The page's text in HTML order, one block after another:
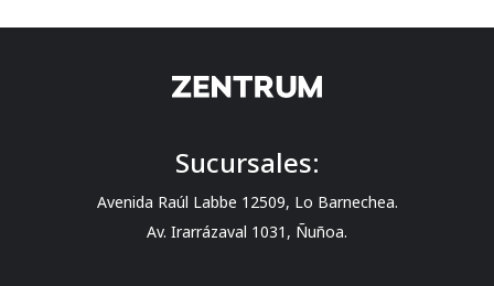
Sucursales:
Avenida Raúl Labbe 12509, Lo Barnechea.
Av. Irarrázaval 1031, Ñuñoa.